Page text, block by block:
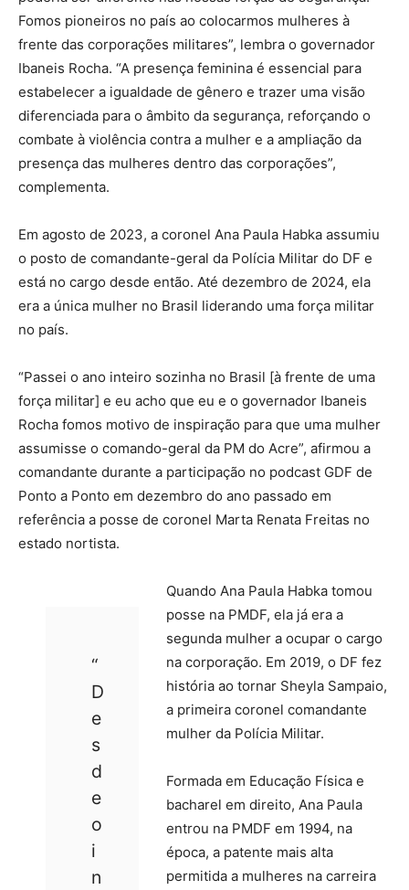
Fomos pioneiros no país ao colocarmos mulheres à
frente das corporações militares”, lembra o governador
Ibaneis Rocha. “A presença feminina é essencial para
estabelecer a igualdade de gênero e trazer uma visão
diferenciada para o âmbito da segurança, reforçando o
combate à violência contra a mulher e a ampliação da
presença das mulheres dentro das corporações”,
complementa.
Em agosto de 2023, a coronel Ana Paula Habka assumiu
o posto de comandante-geral da Polícia Militar do DF e
está no cargo desde então. Até dezembro de 2024, ela
era a única mulher no Brasil liderando uma força militar
no país.
“Passei o ano inteiro sozinha no Brasil [à frente de uma
força militar] e eu acho que eu e o governador Ibaneis
Rocha fomos motivo de inspiração para que uma mulher
assumisse o comando-geral da PM do Acre”, afirmou a
comandante durante a participação no podcast GDF de
Ponto a Ponto em dezembro do ano passado em
referência a posse de coronel Marta Renata Freitas no
estado nortista.
“
D
e
s
d
e
o
i
n
Quando Ana Paula Habka tomou
posse na PMDF, ela já era a
segunda mulher a ocupar o cargo
na corporação. Em 2019, o DF fez
história ao tornar Sheyla Sampaio,
a primeira coronel comandante
mulher da Polícia Militar.
Formada em Educação Física e
bacharel em direito, Ana Paula
entrou na PMDF em 1994, na
época, a patente mais alta
permitida a mulheres na carreira